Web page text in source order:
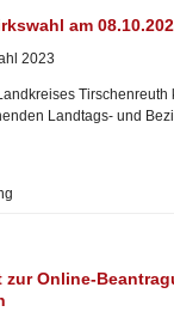
am
2023
Tirschenreuth
Landtags- und
Online-